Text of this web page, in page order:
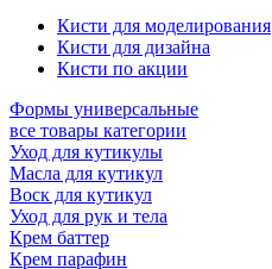
Кисти для моделирования
Кисти для дизайна
Кисти по акции
Формы универсальные
все товары категории
Уход для кутикулы
Масла для кутикул
Воск для кутикул
Уход для рук и тела
Крем баттер
Крем парафин